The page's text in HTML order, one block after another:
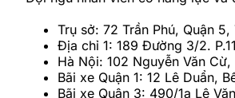
Trụ sở: 72 Trần Phú, Quận 5,
Địa chỉ 1: 189 Đường 3/2.
Hà Nội: 102 Nguyễn Văn
Bãi xe Quận 1: 12 Lê Duẩn,
Bãi xe Quận 3: 490/1a Lê